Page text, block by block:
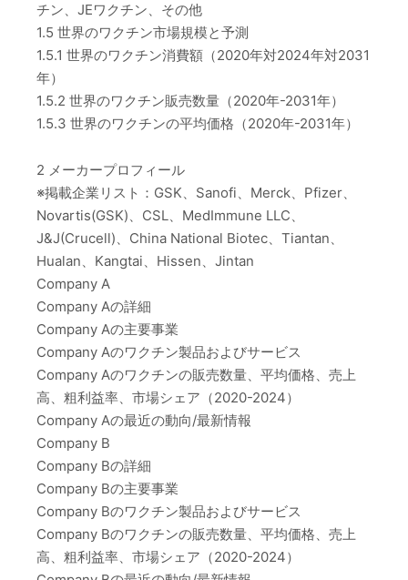
チン、JEワクチン、その他
1.5 世界のワクチン市場規模と予測
1.5.1 世界のワクチン消費額（2020年対2024年対2031
年）
1.5.2 世界のワクチン販売数量（2020年-2031年）
1.5.3 世界のワクチンの平均価格（2020年-2031年）
2 メーカープロフィール
※掲載企業リスト：GSK、Sanofi、Merck、Pfizer、
Novartis(GSK)、CSL、MedImmune LLC、
J&J(Crucell)、China National Biotec、Tiantan、
Hualan、Kangtai、Hissen、Jintan
Company A
Company Aの詳細
Company Aの主要事業
Company Aのワクチン製品およびサービス
Company Aのワクチンの販売数量、平均価格、売上
高、粗利益率、市場シェア（2020-2024）
Company Aの最近の動向/最新情報
Company B
Company Bの詳細
Company Bの主要事業
Company Bのワクチン製品およびサービス
Company Bのワクチンの販売数量、平均価格、売上
高、粗利益率、市場シェア（2020-2024）